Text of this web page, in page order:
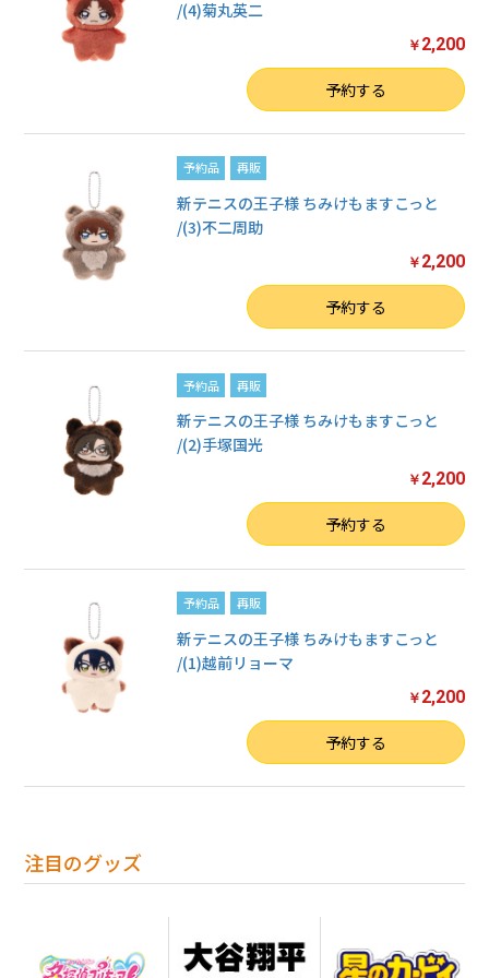
注目のグッズ
/(4)菊丸英二
￥ 2,200
予約する
予約品 再販
新テニスの王子様 ちみけもますこっと
/(3)不二周助
￥ 2,200
予約する
予約品 再販
新テニスの王子様 ちみけもますこっと
/(2)手塚国光
￥ 2,200
予約する
予約品 再販
新テニスの王子様 ちみけもますこっと
/(1)越前リョーマ
￥ 2,200
予約する